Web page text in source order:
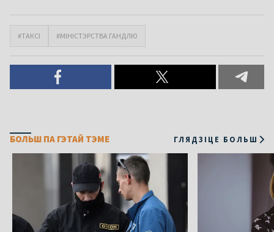
#ТАКСІ #МІНІСТЭРСТВА ГАНДЛЮ
БОЛЬШ ПА ГЭТАЙ ТЭМЕ ГЛЯДЗІЦЕ БОЛЬШ